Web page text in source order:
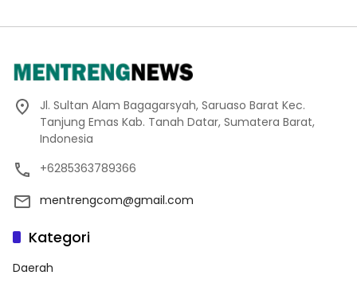
Jl. Sultan Alam Bagagarsyah, Saruaso Barat Kec.
Tanjung Emas Kab. Tanah Datar, Sumatera Barat,
Indonesia
+6285363789366
mentrengcom@gmail.com
Kategori
Daerah